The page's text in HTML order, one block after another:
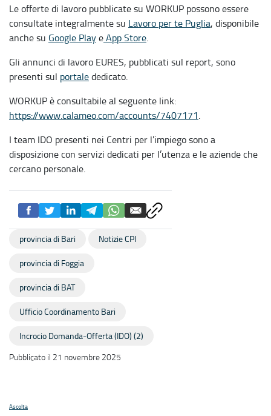
Le offerte di lavoro pubblicate su WORKUP possono essere
consultate integralmente su Lavoro per te Puglia, disponibile
anche su Google PlayeApp Store.
Gli annunci di lavoro EURES, pubblicati sul report, sono
presenti sul portalededicato.
WORKUP è consultabile al seguente link:
https://www.calameo.com/accounts/7407171.
I team IDO presenti nei Centri per l’impiego sono a
disposizione con servizi dedicati per l’utenza e le aziende che
cercano personale.
provincia di Bari Notizie CPI
provincia di Foggia
provincia di BAT
Ufficio Coordinamento Bari
Incrocio Domanda-Offerta (IDO) (2)
Pubblicato il 21 novembre 2025
Ascolta